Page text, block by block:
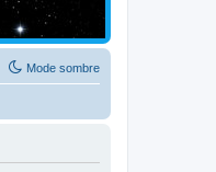
Mode sombre